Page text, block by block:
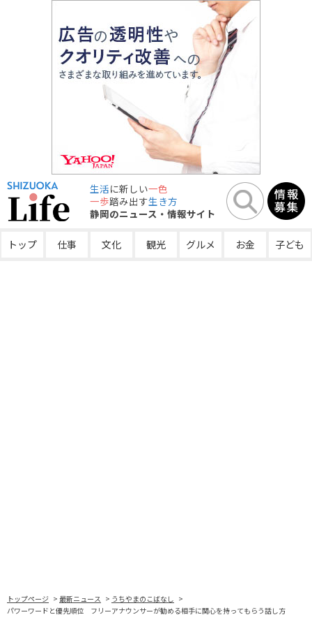
生活に新しい一色
一歩踏み出す生き方
静岡のニュース・情報サイト
トップ 仕事 文化 観光 グルメ お金 子ども
トップページ 最新ニュース
うちやまのこばなし
パワーワードと優先順位 フリーアナウンサーが勧める相手に関心を持ってもらう話し方